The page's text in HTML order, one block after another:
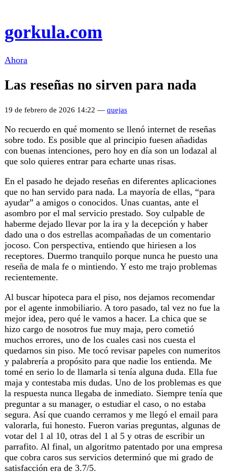
gorkula.com
Ahora
Las reseñas no sirven para nada
19 de febrero de 2026 14:22 — quejas
No recuerdo en qué momento se llenó internet de reseñas
sobre todo. Es posible que al principio fuesen añadidas
con buenas intenciones, pero hoy en día son un lodazal al
que solo quieres entrar para echarte unas risas.
En el pasado he dejado reseñas en diferentes aplicaciones
que no han servido para nada. La mayoría de ellas, “para
ayudar” a amigos o conocidos. Unas cuantas, ante el
asombro por el mal servicio prestado. Soy culpable de
haberme dejado llevar por la ira y la decepción y haber
dado una o dos estrellas acompañadas de un comentario
jocoso. Con perspectiva, entiendo que hiriesen a los
receptores. Duermo tranquilo porque nunca he puesto una
reseña de mala fe o mintiendo. Y esto me trajo problemas
recientemente.
Al buscar hipoteca para el piso, nos dejamos recomendar
por el agente inmobiliario. A toro pasado, tal vez no fue la
mejor idea, pero qué le vamos a hacer. La chica que se
hizo cargo de nosotros fue muy maja, pero cometió
muchos errores, uno de los cuales casi nos cuesta el
quedarnos sin piso. Me tocó revisar papeles con numeritos
y palabrería a propósito para que nadie los entienda. Me
tomé en serio lo de llamarla si tenía alguna duda. Ella fue
maja y contestaba mis dudas. Uno de los problemas es que
la respuesta nunca llegaba de inmediato. Siempre tenía que
preguntar a su manager, o estudiar el caso, o no estaba
segura. Así que cuando cerramos y me llegó el email para
valorarla, fui honesto. Fueron varias preguntas, algunas de
votar del 1 al 10, otras del 1 al 5 y otras de escribir un
parrafito. Al final, un algoritmo patentado por una empresa
que cobra caros sus servicios determinó que mi grado de
satisfacción era de 3.7/5.